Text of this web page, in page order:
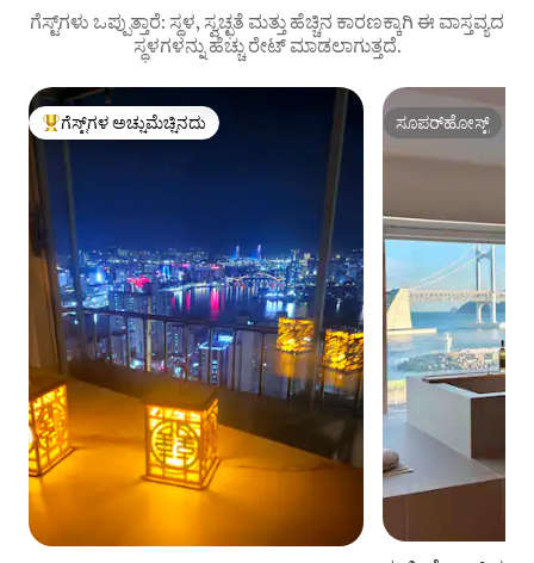
ಗೆಸ್ಟ್‌ಗಳು ಒಪ್ಪುತ್ತಾರೆ: ಸ್ಥಳ, ಸ್ವಚ್ಛತೆ ಮತ್ತು ಹೆಚ್ಚಿನ ಕಾರಣಕ್ಕಾಗಿ ಈ ವಾಸ್ತವ್ಯದ
ಸ್ಥಳಗಳನ್ನು ಹೆಚ್ಚು ರೇಟ್ ಮಾಡಲಾಗುತ್ತದೆ.
ಗೆಸ್ಟ್‌ಗಳಿಗೆ ಅತಿ ಹೆಚ್ಚು ಅಚ್ಚುಮೆಚ್ಚಿನದು
ಗೆಸ್ಟ್‌ಗಳ ಅಚ್ಚುಮೆಚ್ಚಿನದು ಸೂಪರ್‌ಹೋಸ್ಟ್
ಸೂಪರ್‌ಹೋಸ್ಟ್